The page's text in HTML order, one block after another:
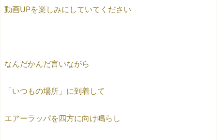
動画UPを楽しみにしていてください
なんだかんだ言いながら
「いつもの場所」に到着して
エアーラッパを四方に向け鳴らし